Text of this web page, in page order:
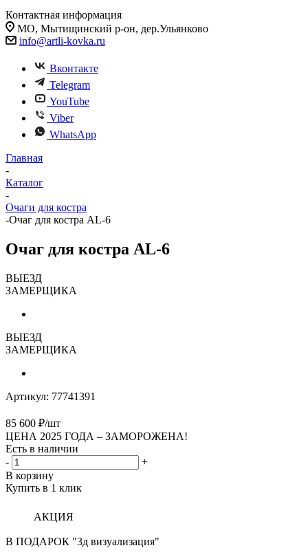
Контактная информация
МО, Мытищинский р-он, дер.Ульянково
info@artli-kovka.ru
Вконтакте
Telegram
YouTube
Viber
WhatsApp
Главная
-
Каталог
-
Очаги для костра
-Очаг для костра AL-6
Очаг для костра AL-6
ВЫЕЗД
ЗАМЕРЩИКА
ВЫЕЗД
ЗАМЕРЩИКА
Артикул: 77741391
85 600 ₽/шт
ЦЕНА 2025 ГОДА – ЗАМОРОЖЕНА!
Есть в наличии
-
+
В корзину
Купить в 1 клик
АКЦИЯ
В ПОДАРОК "3д визуализация"